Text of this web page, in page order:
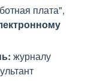
плата",
журналу